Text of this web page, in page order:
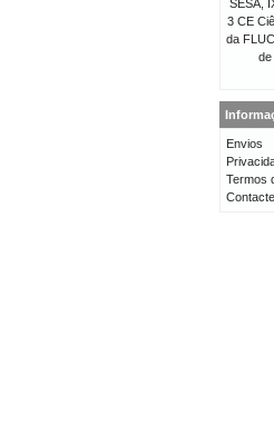
SESA,
3 CE
da
de
Envios
Termos